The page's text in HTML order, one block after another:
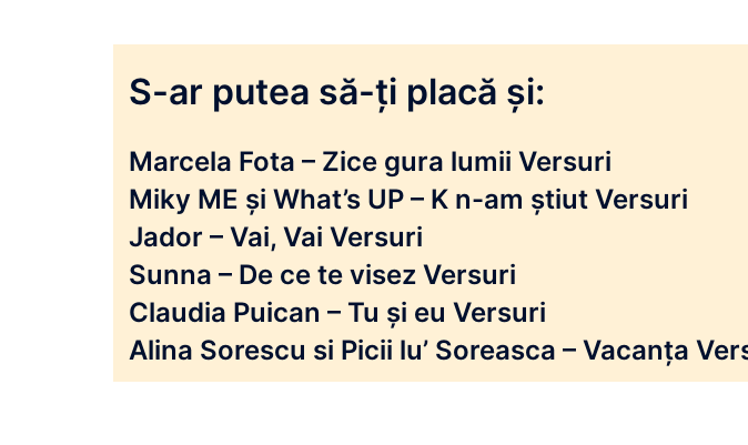
S-ar putea să-ți placă și:
Marcela Fota – Zice gura lumii Versuri
Miky ME și What’s UP – K n-am știut Versuri
Jador – Vai, Vai Versuri
Sunna – De ce te visez Versuri
Claudia Puican – Tu și eu Versuri
Alina Sorescu si Picii lu’ Soreasca – Vacanța